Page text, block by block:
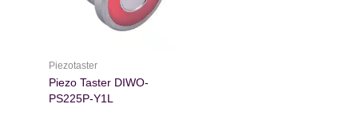
Piezotaster
Piezo Taster DIWO-
PS225P-Y1L